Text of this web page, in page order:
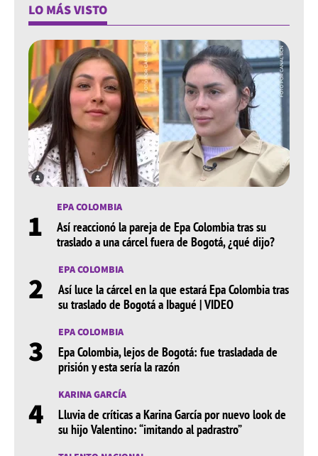
LO MÁS VISTO
1 EPA COLOMBIA
Así reaccionó la pareja de Epa Colombia tras su
traslado a una cárcel fuera de Bogotá, ¿qué dijo?
2 EPA COLOMBIA
Así luce la cárcel en la que estará Epa Colombia tras
su traslado de Bogotá a Ibagué | VIDEO
3 EPA COLOMBIA
Epa Colombia, lejos de Bogotá: fue trasladada de
prisión y esta sería la razón
4 KARINA GARCÍA
Lluvia de críticas a Karina García por nuevo look de
su hijo Valentino: “imitando al padrastro”